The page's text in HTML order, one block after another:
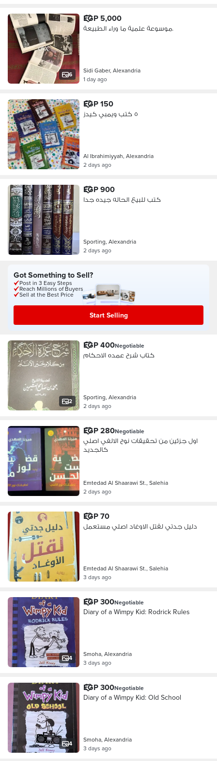
6
EGP 5,000
موسوعة علمية ما وراء الطبيعة.
Sidi Gaber, Alexandria
1 day ago
EGP 150
٥ كتب ويمبي كيدز
Al Ibrahimiyyah, Alexandria
2 days ago
EGP 900
كتب للبيع الحاله جيده جدا
Sporting, Alexandria
2 days ago
Got Something to Sell?
Post in 3 Easy Steps
Reach Millions of Buyers
Sell at the Best Price
Start Selling
2
EGP 400Negotiable
كتاب شرح عمده الاحكام
Sporting, Alexandria
2 days ago
EGP 280Negotiable
اول جزئين من تحقيقات نوح الالفي اصلي
كالجديد
Emtedad Al Shaarawi St., Salehia
2 days ago
EGP 70
دليل جدتي لقتل الاوغاد اصلي مستعمل
Emtedad Al Shaarawi St., Salehia
3 days ago
4
EGP 300Negotiable
Diary of a Wimpy Kid: Rodrick Rules
Smoha, Alexandria
3 days ago
4
EGP 300Negotiable
Diary of a Wimpy Kid: Old School
Smoha, Alexandria
3 days ago